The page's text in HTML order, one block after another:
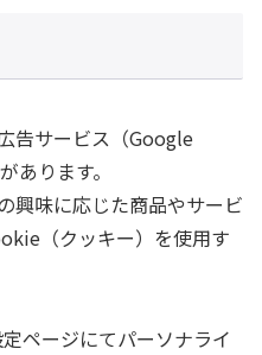
告サービス（Google
あります。
興味に応じた商品やサービ
（クッキー）を使用す
ページにてパーソナライ